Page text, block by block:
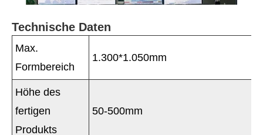
Technische Daten
Max.
Formbereich
1.300*1.050mm
Höhe des
fertigen
Produkts
50-500mm